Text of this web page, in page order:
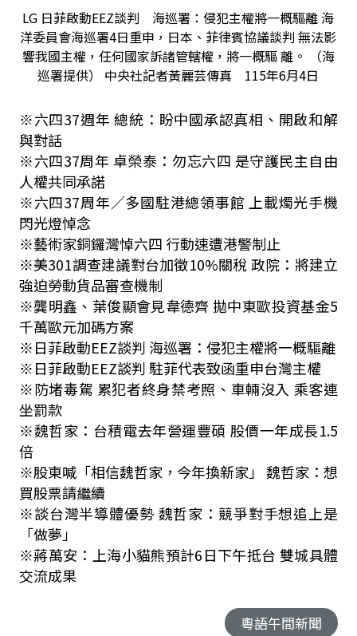
LG 日菲啟動EEZ談判 海巡署：侵犯主權將一概驅離 海
洋委員會海巡署4日重申，日本、菲律賓協議談判 無法影
響我國主權，任何國家訴諸管轄權，將一概驅 離。 （海
巡署提供） 中央社記者黃麗芸傳真 115年6月4日
※六四37週年 總統：盼中國承認真相、開啟和解
與對話
※六四37周年 卓榮泰：勿忘六四 是守護民主自由
人權共同承諾
※六四37周年／多國駐港總領事館 上載燭光手機
閃光燈悼念
※藝術家銅鑼灣悼六四 行動速遭港警制止
※美301調查建議對台加徵10%關稅 政院：將建立
強迫勞動貨品審查機制
※龔明鑫、葉俊顯會見韋德齊 拋中東歐投資基金5
千萬歐元加碼方案
※日菲啟動EEZ談判 海巡署：侵犯主權將一概驅離
※日菲啟動EEZ談判 駐菲代表致函重申台灣主權
※防堵毒駕 累犯者終身禁考照、車輛沒入 乘客連
坐罰款
※魏哲家：台積電去年營運豐碩 股價一年成長1.5
倍
※股東喊「相信魏哲家，今年換新家」 魏哲家：想
買股票請繼續
※談台灣半導體優勢 魏哲家：競爭對手想追上是
「做夢」
※蔣萬安：上海小貓熊預計6日下午抵台 雙城具體
交流成果
粵語午間新聞